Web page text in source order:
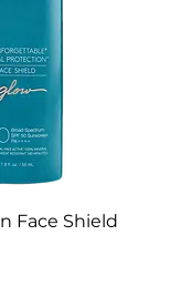
Face Shield